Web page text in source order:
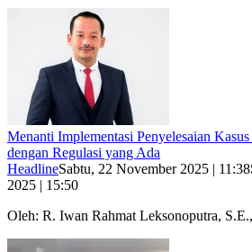
Menanti Implementasi Penyelesaian
dengan Regulasi yang Ada
HeadlineSabtu, 22 November 2025 | 11:38
2025 | 15:50
Oleh: R. Iwan Rahmat Leksonoputra,